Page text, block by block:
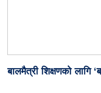
बालमैत्री शिक्षणको लागि